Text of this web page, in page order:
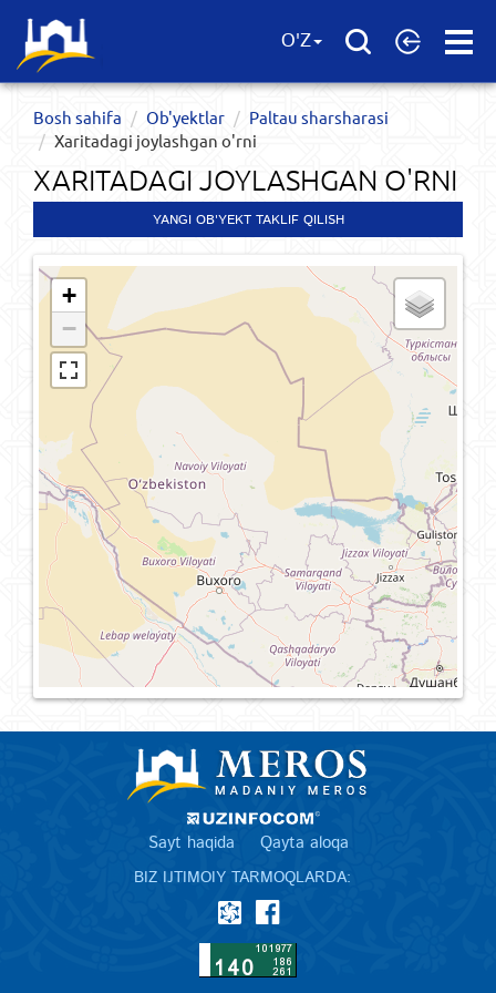
Open
O'Z
Bosh sahifa Ob'yektlar​
Paltau sharsharasi
Xaritadagi joylashgan o'rni
XARITADAGI JOYLASHGAN O'RNI
YANGI OB'YEKT TAKLIF QILISH
+
−
Sayt haqida Qayta aloqa
BIZ IJTIMOIY TARMOQLARDA: